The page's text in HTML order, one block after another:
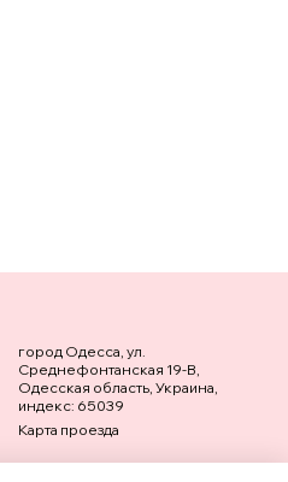
город Одесса, ул.
Среднефонтанская 19-В,
Одесская область, Украина,
индекс: 65039
Карта проезда